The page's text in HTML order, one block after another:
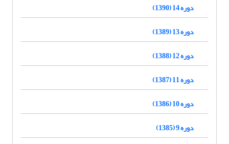
دوره 14 (1390)
دوره 13 (1389)
دوره 12 (1388)
دوره 11 (1387)
دوره 10 (1386)
دوره 9 (1385)